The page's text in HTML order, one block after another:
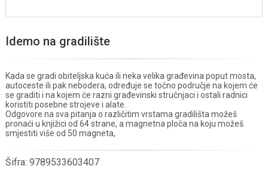
Idemo na gradilište
Kada se gradi obiteljska kuća ili neka velika građevina poput mosta,
autoceste ili pak nebodera, određuje se točno područje na kojem će
se graditi i na kojem će razni građevinski stručnjaci i ostali radnici
koristiti posebne strojeve i alate.
Odgovore na sva pitanja o različitim vrstama gradilišta možeš
pronaći u knjižici od 64 strane, a magnetna ploča na koju možeš
smjestiti više od 50 magneta,
Šifra: 9789533603407